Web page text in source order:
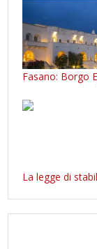
Fasano: Borgo
La legge di